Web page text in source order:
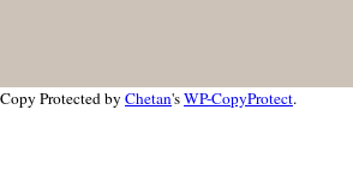
Copy Protected by Chetan'sWP-CopyProtect.